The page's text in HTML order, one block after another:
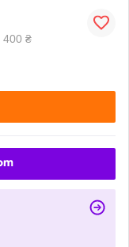
400 ₴